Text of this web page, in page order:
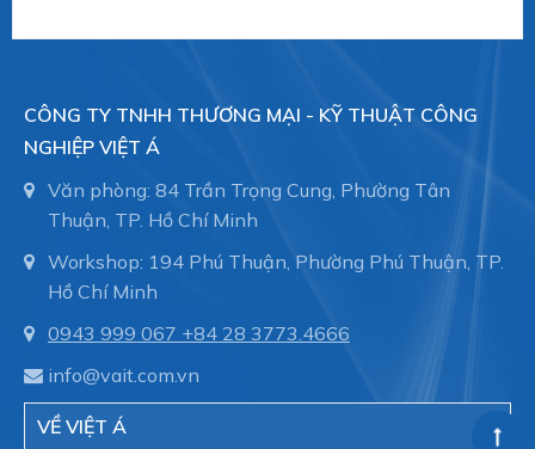
- Hệ thông phòng cháy chữa cháy trong tòa nhà,
nhà xưởng.
ống.
CÔNG TY TNHH THƯƠNG MẠI - KỸ THUẬT CÔNG
NGHIỆP VIỆT Á
Văn phòng: 84 Trần Trọng Cung, Phường Tân
Thuận, TP. Hồ Chí Minh
Workshop: 194 Phú Thuận, Phường Phú Thuận, TP.
Hồ Chí Minh
0943 999 067 +84 28 3773.4666
info@vait.com.vn
VỀ VIỆT Á